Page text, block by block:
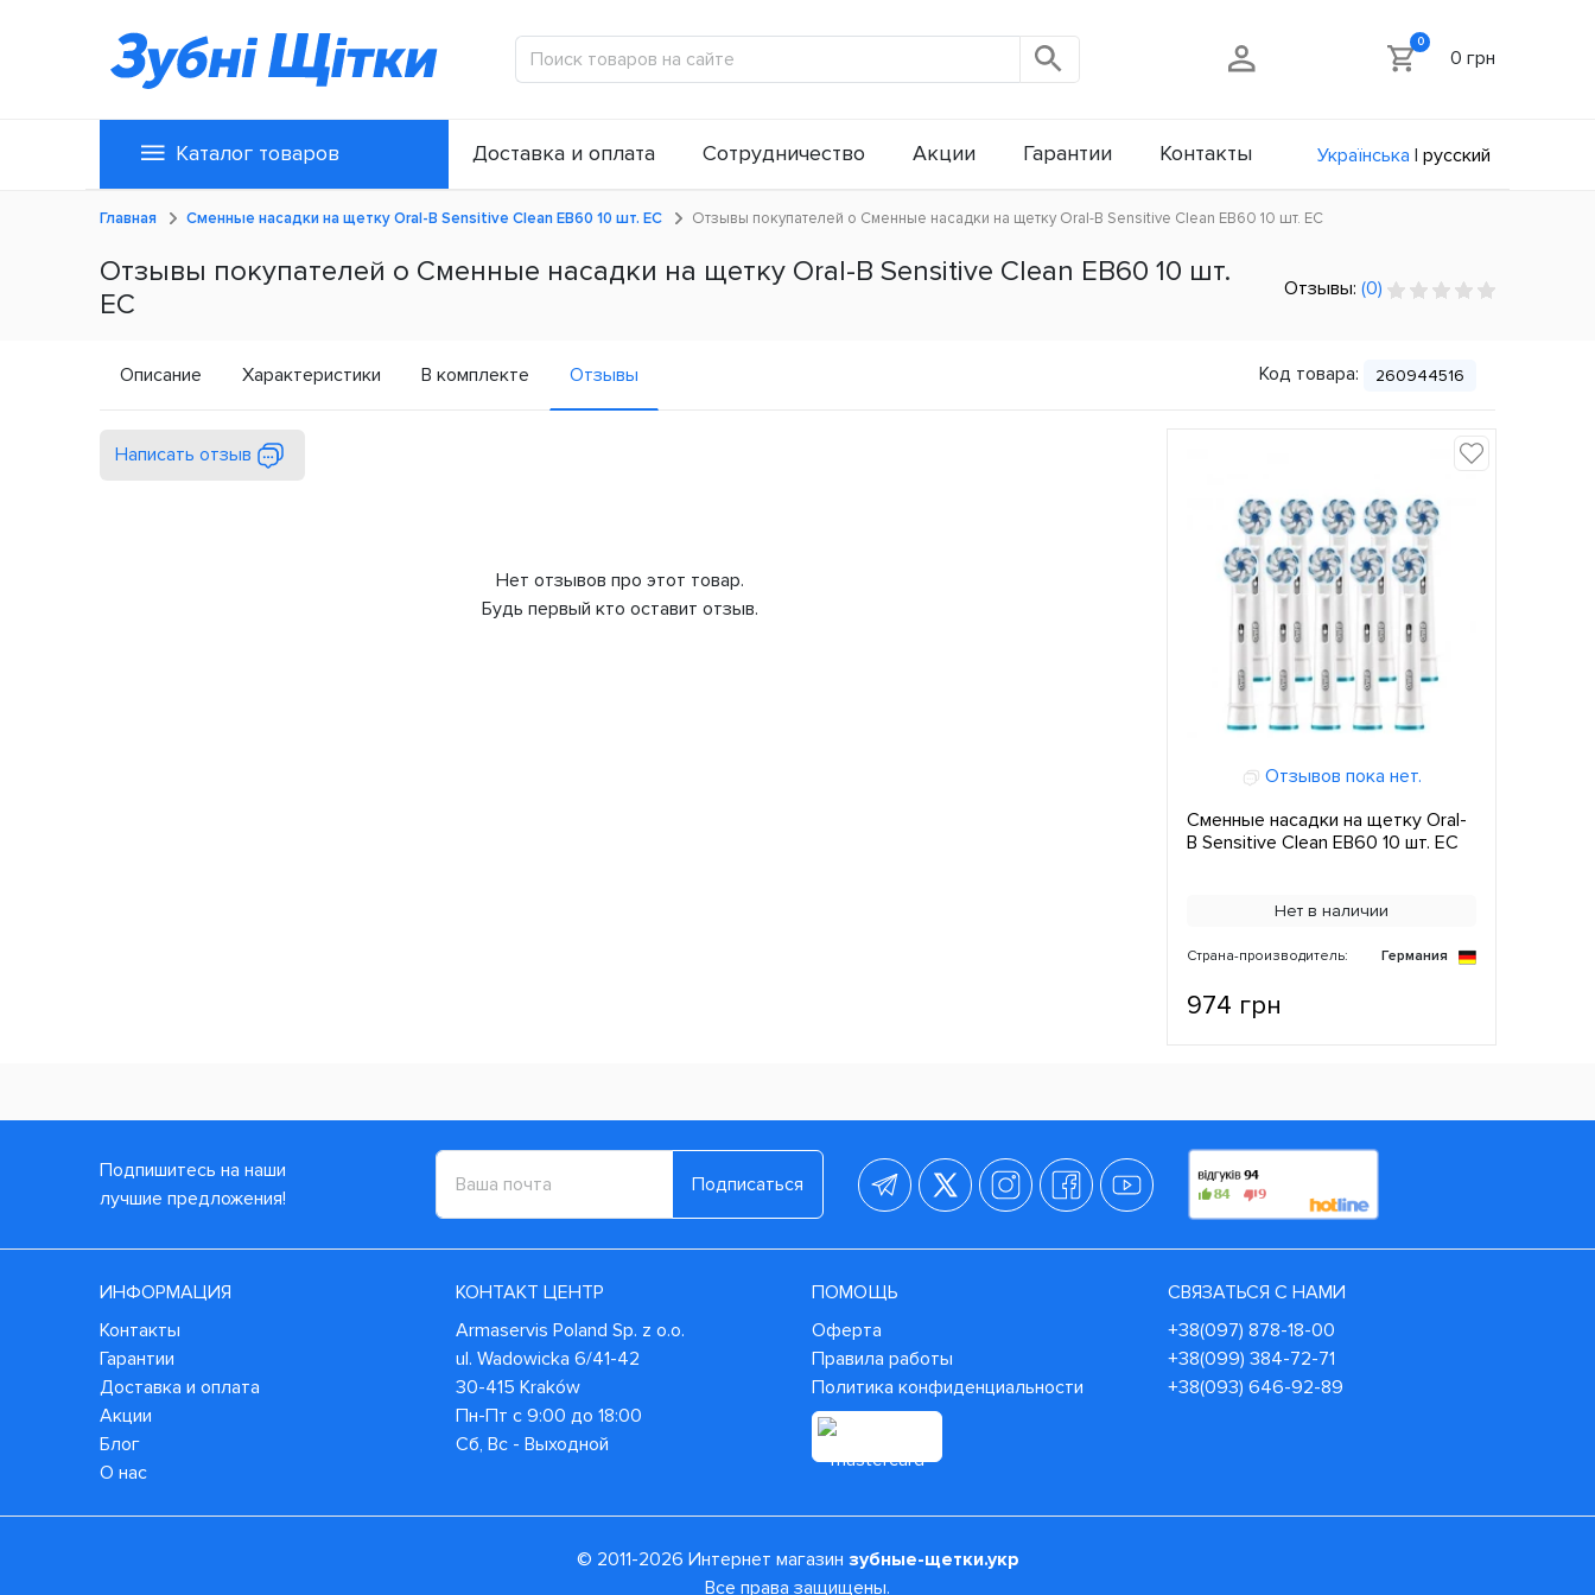
0
0 грн
Каталог товаров Доставка и оплата Сотрудничество Акции Гарантии Контакты Українська | русский
Главная Сменные насадки на щетку Oral-B Sensitive Clean EB60 10 шт. ЕС Отзывы покупателей о Сменные насадки на щетку Oral-B Sensitive Clean EB60 10 шт. ЕС
Отзывы покупателей о Сменные насадки на щетку Oral-B Sensitive Clean EB60 10 шт.
ЕС
Отзывы: (0)
Описание Характеристики В комплекте Отзывы Код товара: 260944516
Написать отзыв
Нет отзывов про этот товар.
Будь первый кто оставит отзыв.
Отзывов пока нет.
Сменные насадки на щетку Oral-
B Sensitive Clean EB60 10 шт. ЕС
Нет в наличии
Страна-производитель: Германия
974 грн
Подпишитесь на наши
лучшие предложения!
Подписаться
ИНФОРМАЦИЯ
Контакты
Гарантии
Доставка и оплата
Акции
Блог
О нас
КОНТАКТ ЦЕНТР
Armaservis Poland Sp. z o.o.
ul. Wadowicka 6/41-42
30-415 Kraków
Пн-Пт с 9:00 до 18:00
Сб, Вс - Выходной
ПОМОЩЬ
Оферта
Правила работы
Политика конфиденциальности
СВЯЗАТЬСЯ С НАМИ
+38(097) 878-18-00
+38(099) 384-72-71
+38(093) 646-92-89
© 2011-2026 Интернет магазин зубные-щетки.укр
Все права защищены.